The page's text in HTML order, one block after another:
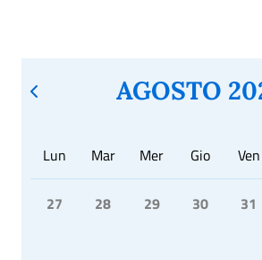
AGOSTO
Lun Mar Mer Gio Ven
27 28 29 30 31